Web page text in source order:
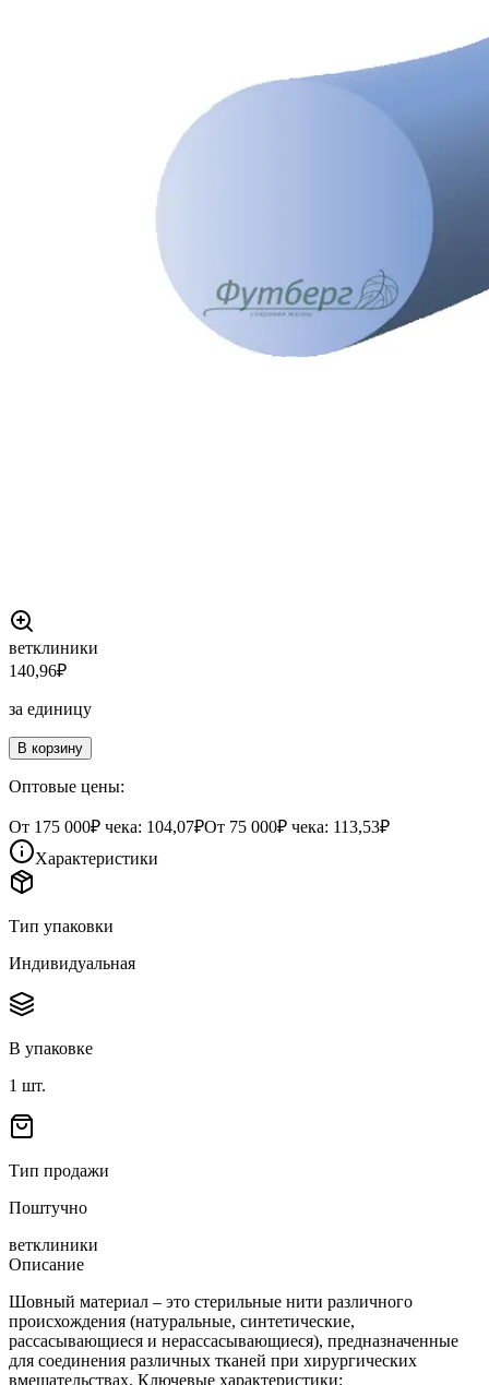
ветклиники
140,96₽
за единицу
В корзину
Оптовые цены:
От 175 000₽ чека: 104,07₽От 75 000₽ чека: 113,53₽
Характеристики
Тип упаковки
Индивидуальная
В упаковке
1 шт.
Тип продажи
Поштучно
ветклиники
Описание
Шовный материал – это стерильные нити различного
происхождения (натуральные, синтетические,
рассасывающиеся и нерассасывающиеся), предназначенные
для соединения различных тканей при хирургических
вмешательствах. Ключевые характеристики: